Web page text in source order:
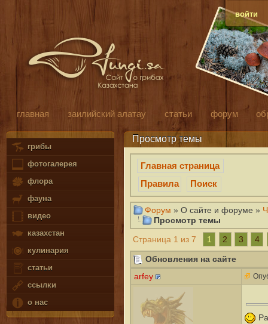
войти
главная заилийский алатау статьи форум
грибы
фотогалерея
флора
фауна
видео
казахстан
кулинария
статьи
ссылки
о нас
Просмотр темы
Главная страница
Правила
Поиск
Форум » О сайте и форуме »
Просмотр темы
Страница 1 из 7 1 2 3 4
Обновления на сайте
arfey